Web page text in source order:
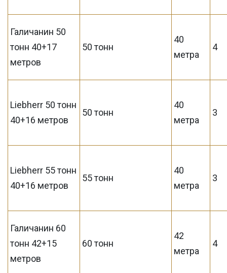
Галичанин 50
тонн 40+17
метров
50 тонн
40
метра
4
Liebherr 50 тонн
40+16 метров
50 тонн
40
метра
3
Liebherr 55 тонн
40+16 метров
55 тонн
40
метра
3
Галичанин 60
тонн 42+15
метров
60 тонн
42
метра
4